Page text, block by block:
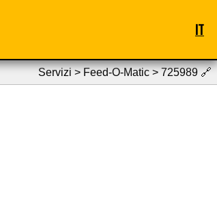
IT
Servizi > Feed-O-Matic > 725989 🔗